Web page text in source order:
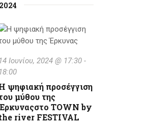
ψηφιακή προσέγγιση
μύθου της
TOWN by
river FESTIVAL
14 Ιουνίου, 2024 @ 17:30-
18:00